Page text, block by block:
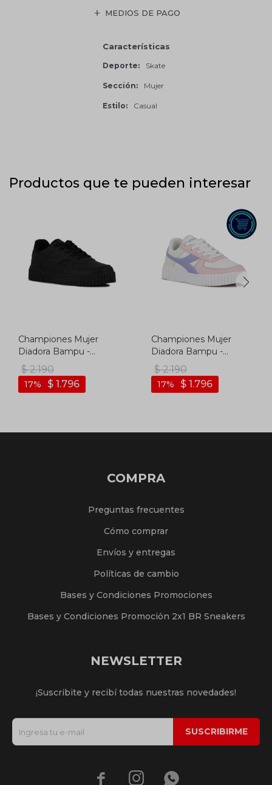
MEDIOS DE PAGO
Características
Deporte Skate
Sección Mujer
Estilo Casual
Productos que te pueden interesar
Championes Mujer
Diadora Bampu -
Negro-negro
$ 2.190
$ 1.796
17
Championes Mujer
Diadora Bampu -
Blanco-rosado
$ 2.190
$ 1.796
17
COMPRA
Preguntas frecuentes
Cómo comprar
Envíos y entregas
Políticas de cambio
Bases y Condiciones Promociones
Bases y Condiciones Promoción 2x1 BR Sneakers
NEWSLETTER
¡Suscribite y recibí todas nuestras novedades!
SUSCRIBIRME
  